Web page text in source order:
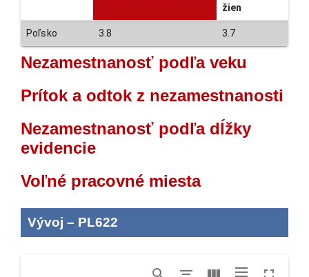
žien
Poľsko 3.8 3.7
Nezamestnanosť podľa veku
Prítok a odtok z nezamestnanosti
Nezamestnanosť podľa dĺžky
evidencie
Voľné pracovné miesta
Vývoj – PL622